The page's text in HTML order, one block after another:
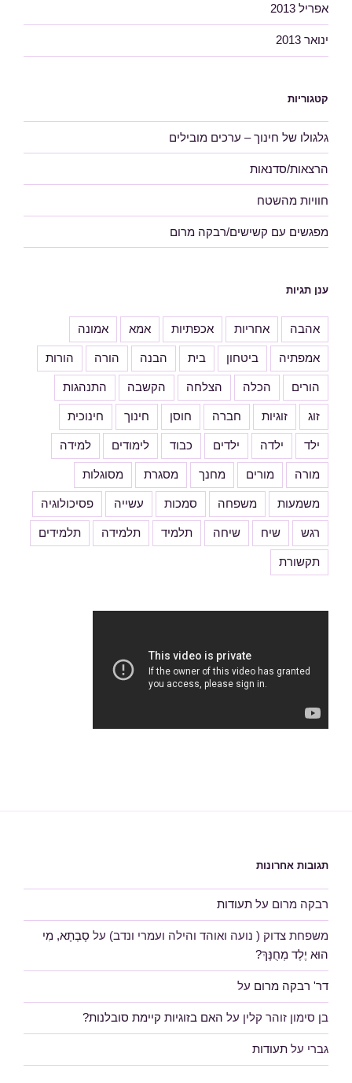
אפריל 2013
ינואר 2013
קטגוריות
גלגולו של חינוך – ערכים מובילים
הרצאות/סדנאות
חוויות מהשטח
מפגשים עם קשישים/רבקה מרום
ענן תגיות
אהבה אחריות אכפתיות אמא אמונה
אמפתיה ביטחון בית הבנה הורה הורות
הורים הכלה הצלחה הקשבה התנהגות
זוג זוגיות חברה חוסן חינוך חינוכית
ילד ילדה ילדים כבוד לימודים למידה
מורה מורים מחנך מסגרת מסוגלות
משמעות משפחה סמכות עשייה פסיכולוגיה
רגש שיח שיחה תלמיד תלמידה תלמידים
תקשורת
תגובות אחרונות
רבקה מרום על תעודות
משפחת צדוק ( נועה ואוהד והילה ועמרי ונדב) על סָבְתָא, מִי
הוּא יֶלֶד מְחֻנָּךְ?
דר' רבקה מרום על
בן סימון זוהר קלין על האם בזוגיות קיימת סובלנות?
גברי על תעודות